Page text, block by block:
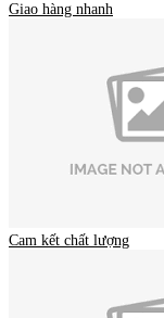
Giao hàng nhanh
Cam kết chất lượng